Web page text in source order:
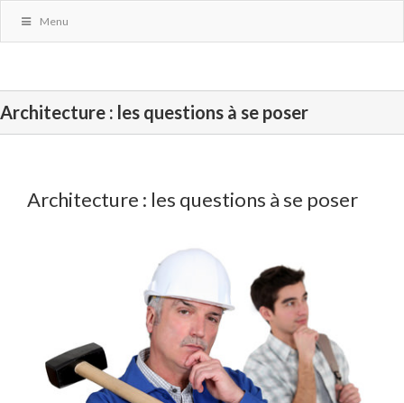
Architecture : les questions à se poser
Architecture : les questions à se poser
Menu